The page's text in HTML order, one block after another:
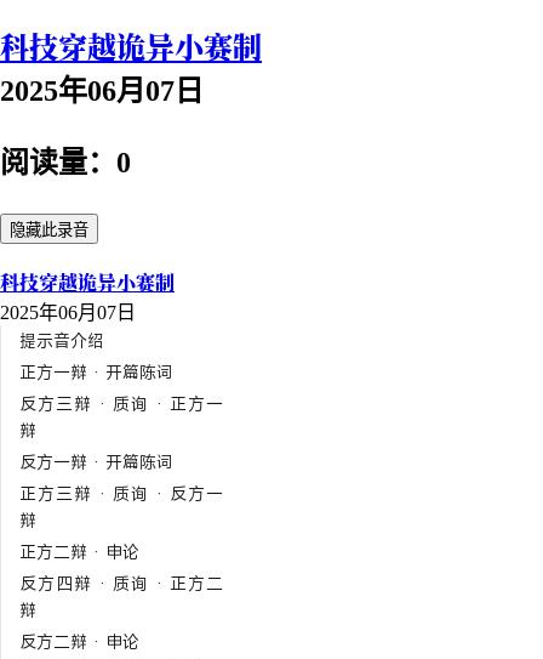
科技穿越诡异小赛制
2025年06月07日
阅读量：0
隐藏此录音
科技穿越诡异小赛制
2025年06月07日
提示音介绍
正方一辩 · 开篇陈词
反方三辩 · 质询 · 正方一
辩
反方一辩 · 开篇陈词
正方三辩 · 质询 · 反方一
辩
正方二辩 · 申论
反方四辩 · 质询 · 正方二
辩
反方二辩 · 申论